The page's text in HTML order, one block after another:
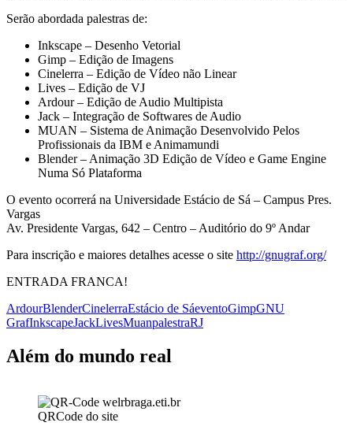
Serão abordada palestras de:
Inkscape – Desenho Vetorial
Gimp – Edição de Imagens
Cinelerra – Edição de Vídeo não Linear
Lives – Edição de VJ
Ardour – Edição de Audio Multipista
Jack – Integração de Softwares de Audio
MUAN – Sistema de Animação Desenvolvido Pelos
Profissionais da IBM e Animamundi
Blender – Animação 3D Edição de Vídeo e Game Engine
Numa Só Plataforma
O evento ocorrerá na Universidade Estácio de Sá – Campus Pres.
Vargas
Av. Presidente Vargas, 642 – Centro – Auditório do 9º Andar
Para inscrição e maiores detalhes acesse o site http://gnugraf.org/
ENTRADA FRANCA!
ArdourBlenderCinelerraEstácio de SáeventoGimpGNU
GrafInkscapeJackLivesMuanpalestraRJ
Além do mundo real
QRCode do site